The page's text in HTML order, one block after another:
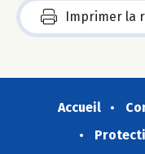
Imprimer la
Accueil